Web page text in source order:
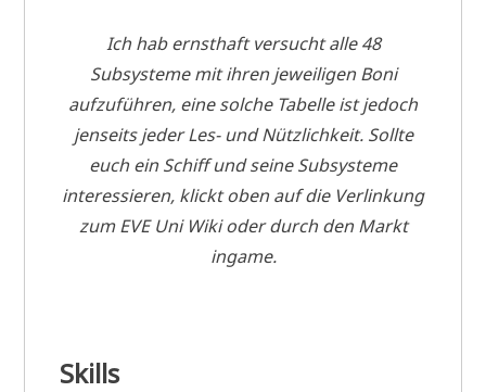
Ich hab ernsthaft versucht alle 48
Subsysteme mit ihren jeweiligen Boni
aufzuführen, eine solche Tabelle ist jedoch
jenseits jeder Les- und Nützlichkeit. Sollte
euch ein Schiff und seine Subsysteme
interessieren, klickt oben auf die Verlinkung
zum EVE Uni Wiki oder durch den Markt
ingame.
Skills